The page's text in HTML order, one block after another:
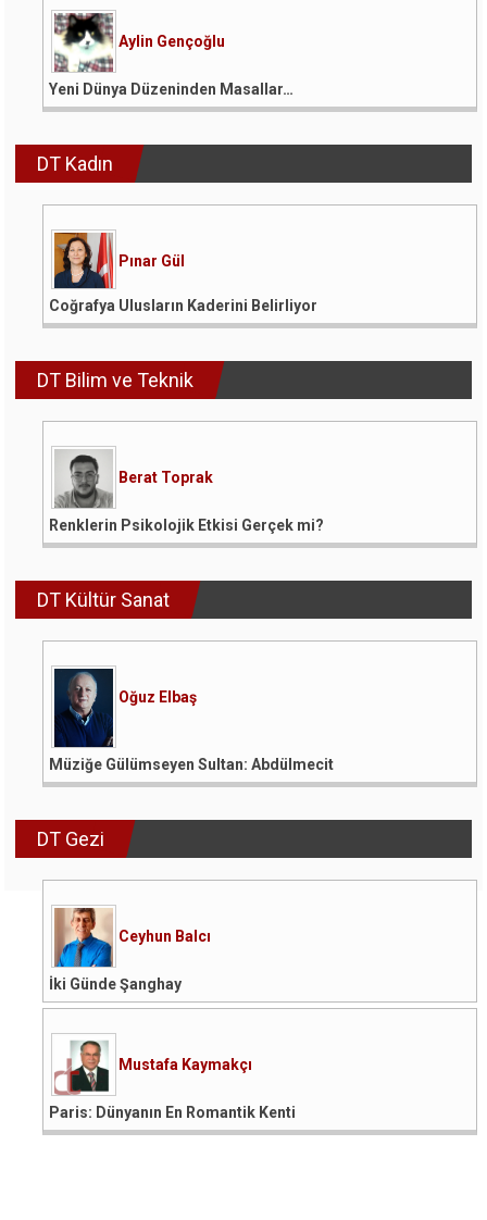
Aylin Gençoğlu
Yeni Dünya Düzeninden Masallar…
DT Kadın
Pınar Gül
Coğrafya Ulusların Kaderini Belirliyor
DT Bilim ve Teknik
Berat Toprak
Renklerin Psikolojik Etkisi Gerçek mi?
DT Kültür Sanat
Oğuz Elbaş
Müziğe Gülümseyen Sultan: Abdülmecit
DT Gezi
Ceyhun Balcı
İki Günde Şanghay
Mustafa Kaymakçı
Paris: Dünyanın En Romantik Kenti